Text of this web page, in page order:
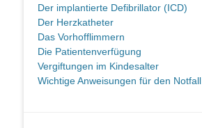
Der implantierte Defibrillator (ICD)
Der Herzkatheter
Das Vorhofflimmern
Die Patientenverfügung
Vergiftungen im Kindesalter
Wichtige Anweisungen für den Notfall